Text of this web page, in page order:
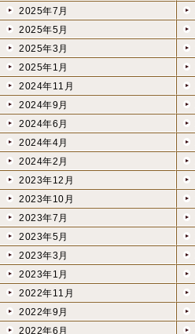
2025年7月
2025年5月
2025年3月
2025年1月
2024年11月
2024年9月
2024年6月
2024年4月
2024年2月
2023年12月
2023年10月
2023年7月
2023年5月
2023年3月
2023年1月
2022年11月
2022年9月
2022年6月